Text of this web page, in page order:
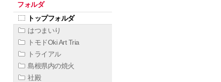
フォルダ
トップフォルダ
はつまいり
トモドOki Art Tria
トライアル
島根県内の焼火
社殿